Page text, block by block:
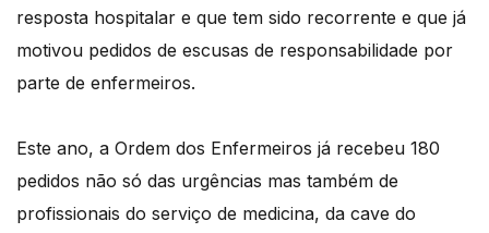
resposta hospitalar e que tem sido recorrente e que já
motivou pedidos de escusas de responsabilidade por
parte de enfermeiros.
Este ano, a Ordem dos Enfermeiros já recebeu 180
pedidos não só das urgências mas também de
profissionais do serviço de medicina, da cave do